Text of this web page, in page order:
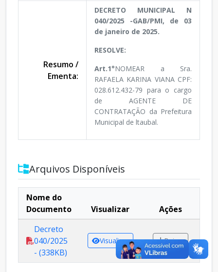
Resumo /
Ementa:
DECRETO MUNICIPAL N
040/2025 -GAB/PMI, de 03
de janeiro de 2025.
RESOLVE:
Art.1°NOMEAR a Sra.
RAFAELA KARINA VIANA CPF:
028.612.432-79 para o cargo
de AGENTE DE
CONTRATAÇÃO da Prefeitura
Municipal de ltaubal.
Arquivos Disponíveis
Nome do
Documento
Visualizar
Ações
Decreto
040/2025
- (338KB)
Visualizar Baixar